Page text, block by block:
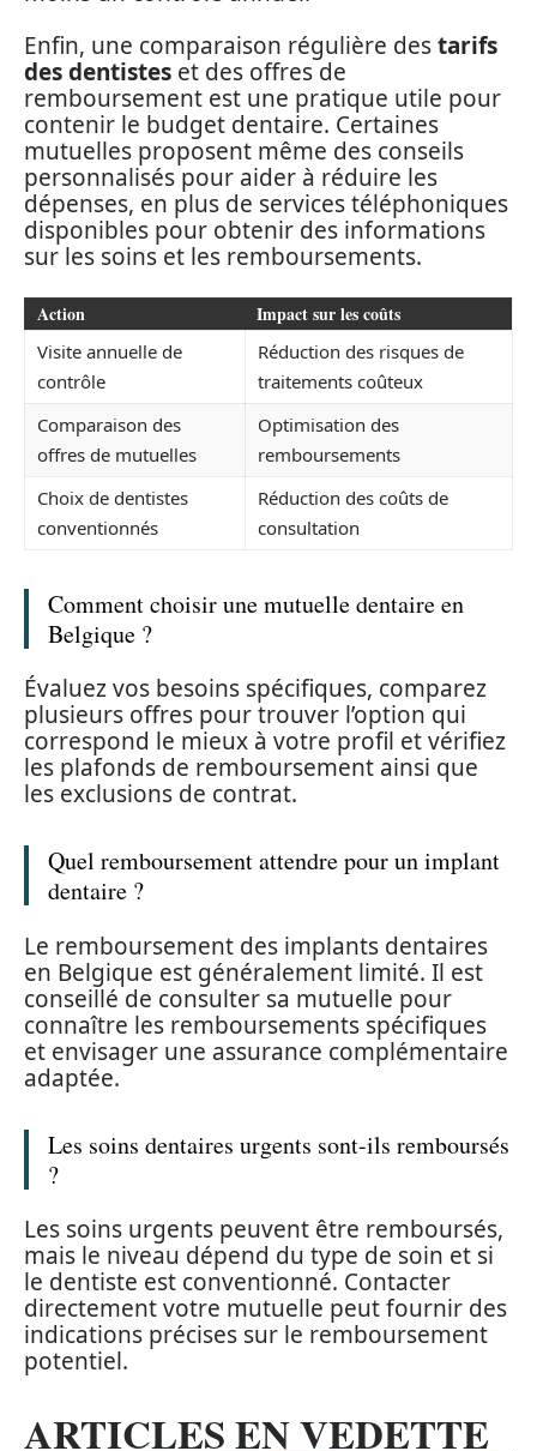
Enfin, une comparaison régulière destarifs
des dentistes et des offres de
remboursement est une pratique utile pour
contenir le budget dentaire. Certaines
mutuelles proposent même des conseils
personnalisés pour aider à réduire les
dépenses, en plus de services téléphoniques
disponibles pour obtenir des informations
sur les soins et les remboursements.
Action Impact sur les coûts
Visite annuelle de
contrôle
Réduction des risques de
traitements coûteux
Comparaison des
offres de mutuelles
Optimisation des
remboursements
Choix de dentistes
conventionnés
Réduction des coûts de
consultation
Comment choisir une mutuelle dentaire en
Belgique ?
Évaluez vos besoins spécifiques, comparez
plusieurs offres pour trouver l’option qui
correspond le mieux à votre profil et vérifiez
les plafonds de remboursement ainsi que
les exclusions de contrat.
Quel remboursement attendre pour un implant
dentaire ?
Le remboursement des implants dentaires
en Belgique est généralement limité. Il est
conseillé de consulter sa mutuelle pour
connaître les remboursements spécifiques
et envisager une assurance complémentaire
adaptée.
Les soins dentaires urgents sont-ils remboursés
?
Les soins urgents peuvent être remboursés,
mais le niveau dépend du type de soin et si
le dentiste est conventionné. Contacter
directement votre mutuelle peut fournir des
indications précises sur le remboursement
potentiel.
ARTICLES EN VEDETTE